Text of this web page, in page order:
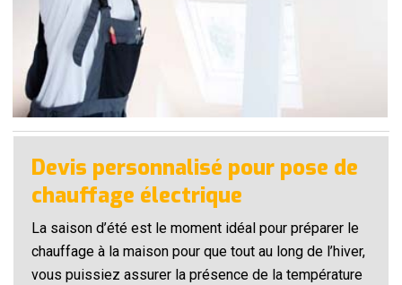
Devis personnalisé pour pose de
chauffage électrique
La saison d’été est le moment idéal pour préparer le
chauffage à la maison pour que tout au long de l’hiver,
vous puissiez assurer la présence de la température